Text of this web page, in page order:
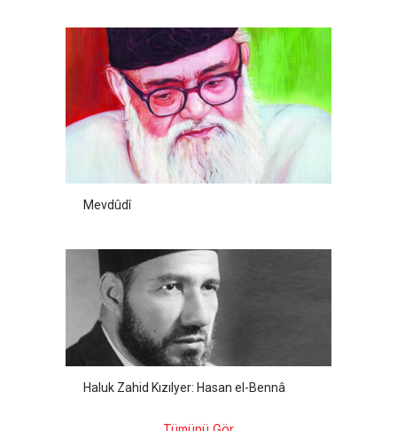
Mevdûdî
Haluk Zahid Kızılyer: Hasan el-Bennâ